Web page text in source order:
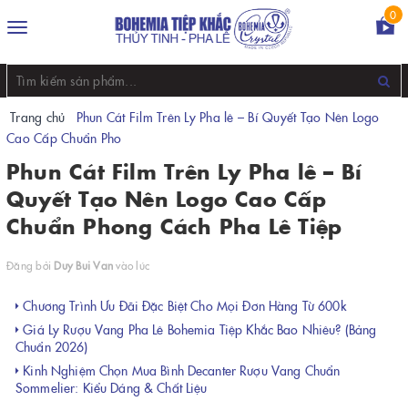
Toggle
0
Trang chủ
Phun Cát Film Trên Ly Pha lê – Bí Quyết Tạo Nên Logo
Cao Cấp Chuẩn Pho
Phun Cát Film Trên Ly Pha lê – Bí
Quyết Tạo Nên Logo Cao Cấp
Chuẩn Phong Cách Pha Lê Tiệp
Đăng bởi Duy Bui Vanvào lúc
Chương Trình Ưu Đãi Đặc Biệt Cho Mọi Đơn Hàng Từ 600k
Giá Ly Rượu Vang Pha Lê Bohemia Tiệp Khắc Bao Nhiêu? (Bảng
Chuẩn 2026)
Kinh Nghiệm Chọn Mua Bình Decanter Rượu Vang Chuẩn
Sommelier: Kiểu Dáng & Chất Liệu